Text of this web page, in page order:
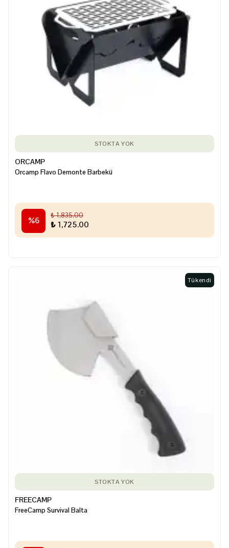
STOKTA YOK
ORCAMP
Orcamp Flavo Demonte Barbekü
%6
₺ 1,835.00
₺ 1,725.00
Tükendi
STOKTA YOK
FREECAMP
FreeCamp Survival Balta